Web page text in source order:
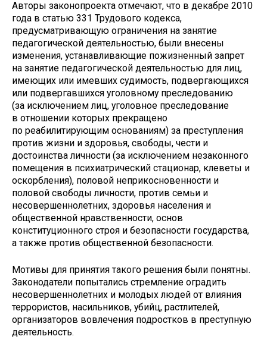
Авторы законопроекта отмечают, что в декабре 2010
года в статью 331 Трудового кодекса,
предусматривающую ограничения на занятие
педагогической деятельностью, были внесены
изменения, устанавливающие пожизненный запрет
на занятие педагогической деятельностью для лиц,
имеющих или имевших судимость, подвергающихся
или подвергавшихся уголовному преследованию
(за исключением лиц, уголовное преследование
в отношении которых прекращено
по реабилитирующим основаниям) за преступления
против жизни и здоровья, свободы, чести и
достоинства личности (за исключением незаконного
помещения в психиатрический стационар, клеветы и
оскорбления), половой неприкосновенности и
половой свободы личности, против семьи и
несовершеннолетних, здоровья населения и
общественной нравственности, основ
конституционного строя и безопасности государства,
а также против общественной безопасности.
Мотивы для принятия такого решения были понятны.
Законодатели попытались стремление оградить
несовершеннолетних и молодых людей от влияния
террористов, насильников, убийц, растлителей,
организаторов вовлечения подростков в преступную
деятельность.